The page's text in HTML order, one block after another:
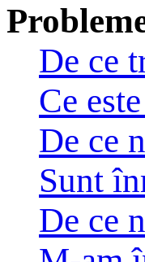
De ce
Ce
De ce
Sunt
De ce